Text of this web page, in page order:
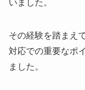
いました。
その経験を踏まえ
対応での重要なポ
ました。